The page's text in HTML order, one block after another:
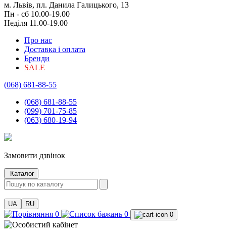
м. Львів, пл. Данила Галицького, 13
Пн - сб 10.00-19.00
Неділя 11.00-19.00
Про нас
Доставка і оплата
Бренди
SALE
(068) 681-88-55
(068) 681-88-55
(099) 701-75-85
(063) 680-19-94
Замовити дзвінок
Каталог
UA RU
0 0 0